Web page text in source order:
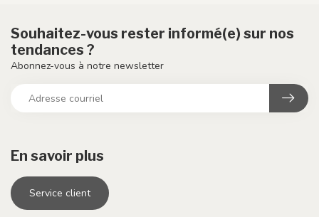
En savoir plus
Service client
Souhaitez-vous rester informé(e) sur nos
tendances ?
Abonnez-vous à notre newsletter